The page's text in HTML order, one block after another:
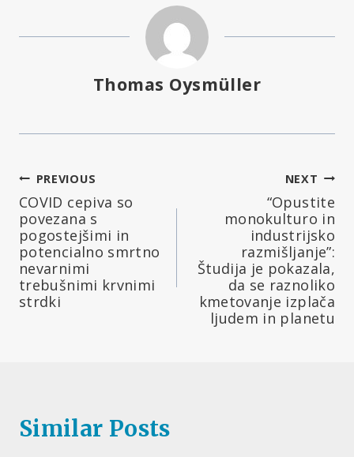
Thomas Oysmüller
Navigacija
prispevka
PREVIOUS
COVID cepiva so
povezana s
pogostejšimi in
potencialno smrtno
nevarnimi
trebušnimi krvnimi
strdki
NEXT
“Opustite
monokulturo in
industrijsko
razmišljanje”:
Študija je pokazala,
da se raznoliko
kmetovanje izplača
ljudem in planetu
Similar Posts